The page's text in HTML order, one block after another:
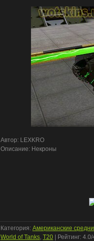
Автор: LEXKRO
Описание: Некроны
Категория: Американские
World of Tanks, T20 Рейтинг: 4.0/